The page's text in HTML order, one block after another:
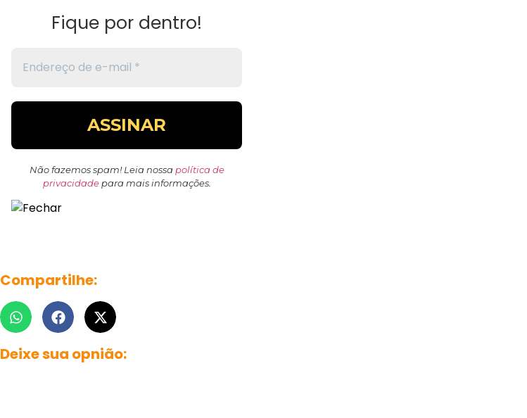
Fique por dentro!
Não fazemos spam! Leia nossa política de
privacidadepara mais informações.
Compartilhe:
Deixe sua opnião: